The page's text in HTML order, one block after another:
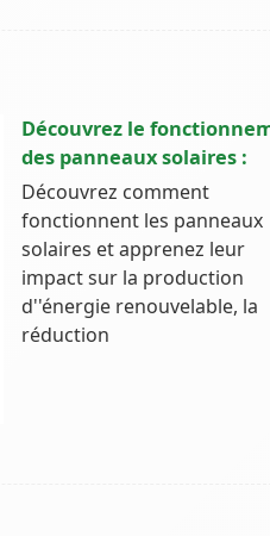
Découvrez le
des panneaux solaires :
Découvrez comment
fonctionnent les panneaux
solaires et apprenez leur
impact sur la production
d''énergie renouvelable, la
réduction